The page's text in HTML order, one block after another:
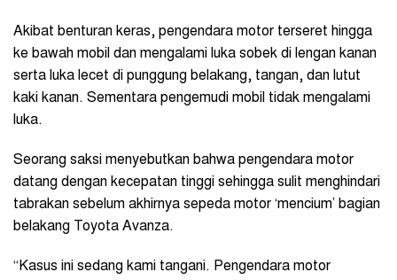
Akibat benturan keras, pengendara motor terseret hingga
ke bawah mobil dan mengalami luka sobek di lengan kanan
serta luka lecet di punggung belakang, tangan, dan lutut
kaki kanan. Sementara pengemudi mobil tidak mengalami
luka.
Seorang saksi menyebutkan bahwa pengendara motor
datang dengan kecepatan tinggi sehingga sulit menghindari
tabrakan sebelum akhirnya sepeda motor ‘mencium’ bagian
belakang Toyota Avanza.
“Kasus ini sedang kami tangani. Pengendara motor